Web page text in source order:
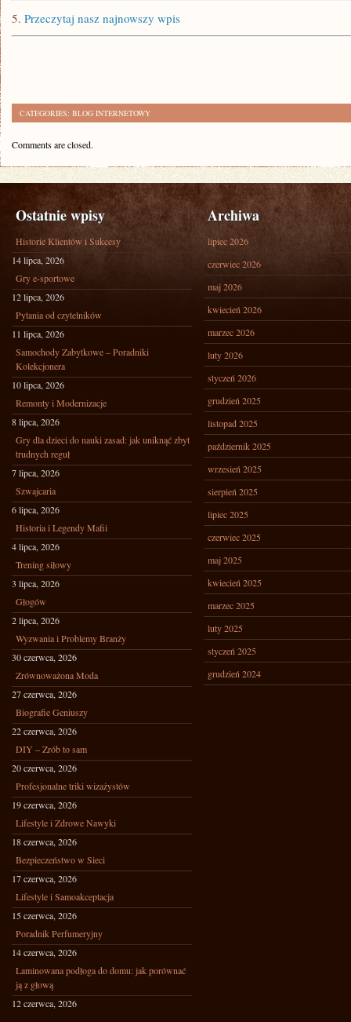
5. Przeczytaj nasz najnowszy wpis
CATEGORIES: BLOG INTERNETOWY
Comments are closed.
Ostatnie wpisy
Historie Klientów i Sukcesy
14 lipca, 2026
Gry e-sportowe
12 lipca, 2026
Pytania od czytelników
11 lipca, 2026
Samochody Zabytkowe – Poradniki
Kolekcjonera
10 lipca, 2026
Remonty i Modernizacje
8 lipca, 2026
Gry dla dzieci do nauki zasad: jak uniknąć zbyt
trudnych reguł
7 lipca, 2026
Szwajcaria
6 lipca, 2026
Historia i Legendy Mafii
4 lipca, 2026
Trening siłowy
3 lipca, 2026
Głogów
2 lipca, 2026
Wyzwania i Problemy Branży
30 czerwca, 2026
Zrównoważona Moda
27 czerwca, 2026
Biografie Geniuszy
22 czerwca, 2026
DIY – Zrób to sam
20 czerwca, 2026
Profesjonalne triki wizażystów
19 czerwca, 2026
Lifestyle i Zdrowe Nawyki
18 czerwca, 2026
Bezpieczeństwo w Sieci
17 czerwca, 2026
Lifestyle i Samoakceptacja
15 czerwca, 2026
Poradnik Perfumeryjny
14 czerwca, 2026
Laminowana podłoga do domu: jak porównać
ją z głową
12 czerwca, 2026
Archiwa
lipiec 2026
czerwiec 2026
maj 2026
kwiecień 2026
marzec 2026
luty 2026
styczeń 2026
grudzień 2025
listopad 2025
październik 2025
wrzesień 2025
sierpień 2025
lipiec 2025
czerwiec 2025
maj 2025
kwiecień 2025
marzec 2025
luty 2025
styczeń 2025
grudzień 2024